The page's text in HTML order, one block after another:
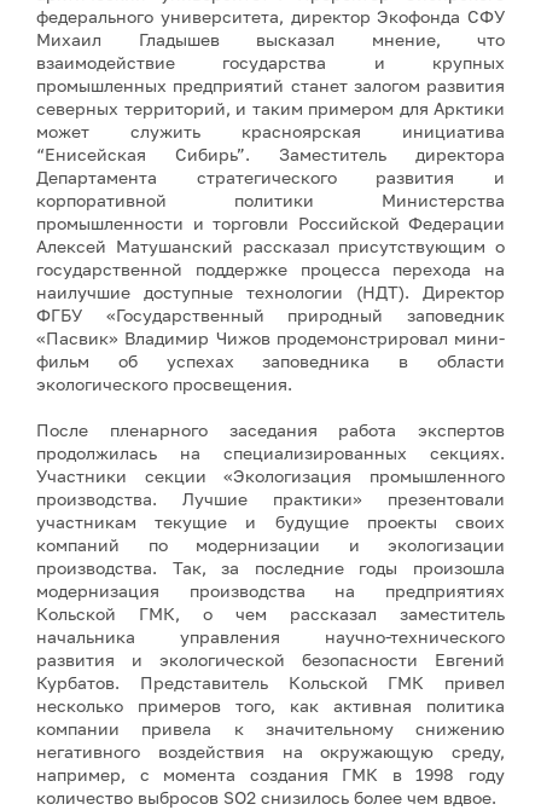
федерального университета, директор Экофонда СФУ
Михаил Гладышев высказал мнение, что
взаимодействие государства и крупных
промышленных предприятий станет залогом развития
северных территорий, и таким примером для Арктики
может служить красноярская инициатива
“Енисейская Сибирь”. Заместитель директора
Департамента стратегического развития и
корпоративной политики Министерства
промышленности и торговли Российской Федерации
Алексей Матушанский рассказал присутствующим о
государственной поддержке процесса перехода на
наилучшие доступные технологии (НДТ). Директор
ФГБУ «Государственный природный заповедник
«Пасвик» Владимир Чижов продемонстрировал мини-
фильм об успехах заповедника в области
экологического просвещения.
После пленарного заседания работа экспертов
продолжилась на специализированных секциях.
Участники секции «Экологизация промышленного
производства. Лучшие практики» презентовали
участникам текущие и будущие проекты своих
компаний по модернизации и экологизации
производства. Так, за последние годы произошла
модернизация производства на предприятиях
Кольской ГМК, о чем рассказал заместитель
начальника управления научно-технического
развития и экологической безопасности Евгений
Курбатов. Представитель Кольской ГМК привел
несколько примеров того, как активная политика
компании привела к значительному снижению
негативного воздействия на окружающую среду,
например, с момента создания ГМК в 1998 году
количество выбросов SO2 снизилось более чем вдвое.